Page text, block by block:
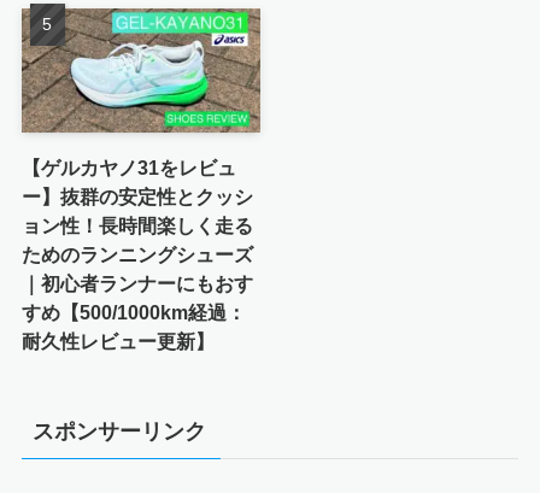
【ゲルカヤノ31をレビュ
ー】抜群の安定性とクッシ
ョン性！長時間楽しく走る
ためのランニングシューズ
｜初心者ランナーにもおす
すめ【500/1000km経過：
耐久性レビュー更新】
スポンサーリンク